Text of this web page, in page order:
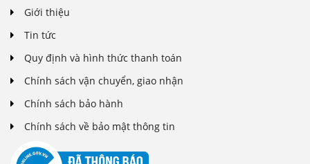
Giới thiệu
Tin tức
Quy định và hình thức thanh toán
Chính sách vận chuyển, giao nhận
Chính sách bảo hành
Chính sách về bảo mật thông tin